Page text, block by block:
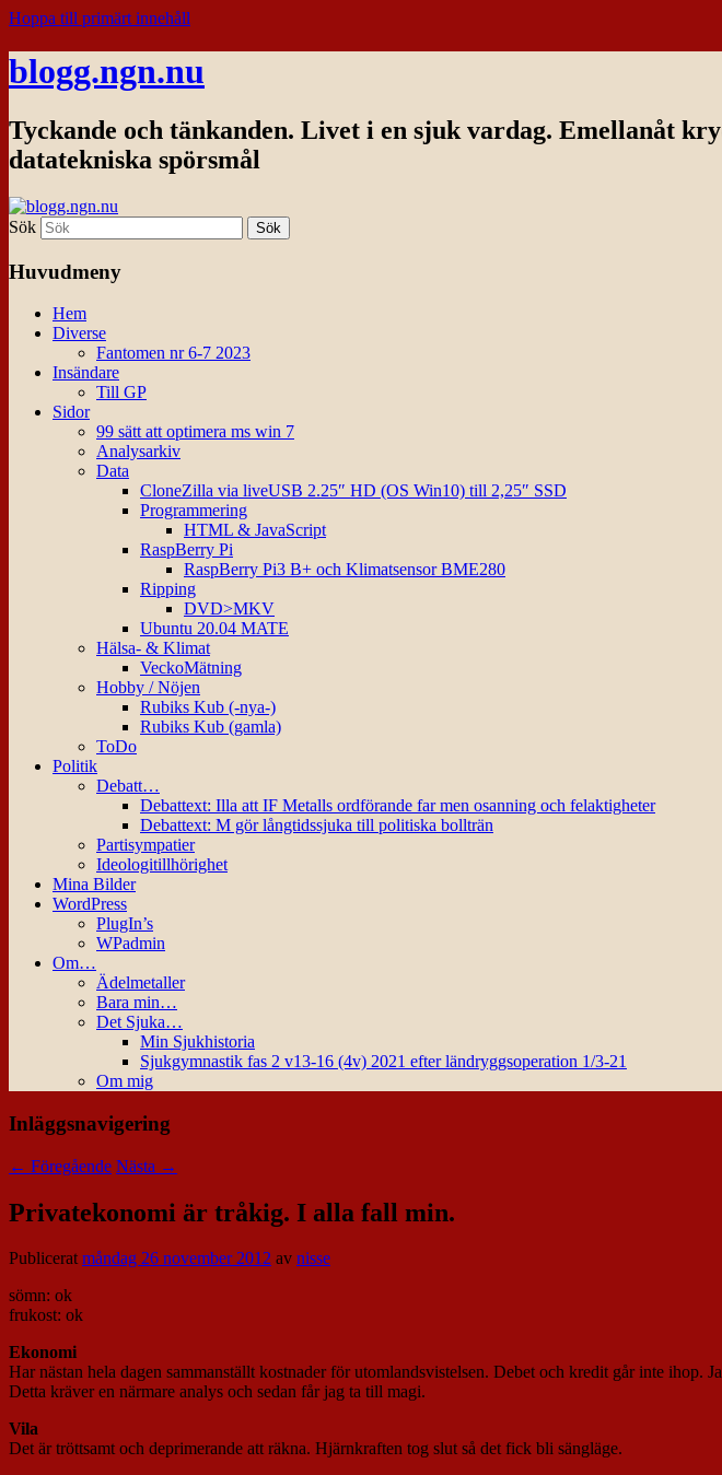
Hoppa till primärt innehåll
blogg.ngn.nu
Tyckande och tänkanden. Livet i en sjuk vardag. Emellanåt
datatekniska spörsmål
Sök
Huvudmeny
Hem
Diverse
Fantomen nr 6-7 2023
Insändare
Till GP
Sidor
99 sätt att optimera ms win 7
Analysarkiv
Data
CloneZilla via liveUSB 2.25″ HD (OS Win10) till 2,25″ SSD
Programmering
HTML & JavaScript
RaspBerry Pi
RaspBerry Pi3 B+ och Klimatsensor BME280
Ripping
DVD>MKV
Ubuntu 20.04 MATE
Hälsa- & Klimat
VeckoMätning
Hobby / Nöjen
Rubiks Kub (-nya-)
Rubiks Kub (gamla)
ToDo
Politik
Debatt…
Debattext: Illa att IF Metalls ordförande far men osanning och felaktigheter
Debattext: M gör långtidssjuka till politiska bollträn
Partisympatier
Ideologitillhörighet
Mina Bilder
WordPress
PlugIn’s
WPadmin
Om…
Ädelmetaller
Bara min…
Det Sjuka…
Min Sjukhistoria
Sjukgymnastik fas 2 v13-16 (4v) 2021 efter ländryggsoperation 1/3-21
Om mig
Inläggsnavigering
← Föregående Nästa →
Privatekonomi är tråkig. I alla fall min.
Publiceratmåndag 26 november 2012 av nisse
sömn: ok
frukost: ok
Ekonomi
Har nästan hela dagen sammanställt kostnader för utomlandsvistelsen. Debet och kredit går inte ihop.
Detta kräver en närmare analys och sedan får jag ta till magi.
Vila
Det är tröttsamt och deprimerande att räkna. Hjärnkraften tog slut så det fick bli sängläge.